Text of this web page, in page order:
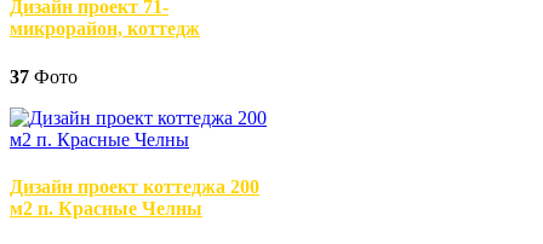
Дизайн проект 71-
микрорайон, коттедж
37 Фото
Дизайн проект коттеджа 200
м2 п. Красные Челны